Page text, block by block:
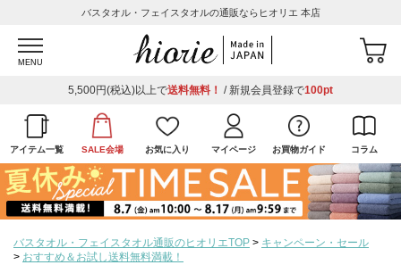
バスタオル・フェイスタオルの通販ならヒオリエ 本店
MENU
5,500円(税込)以上で送料無料！ / 新規会員登録で100pt
アイテム一覧 SALE会場 お気に入り マイページ お買物ガイド コラム
バスタオル・フェイスタオル通販のヒオリエTOP
キャンペーン・セール
おすすめ＆お試し送料無料満載！